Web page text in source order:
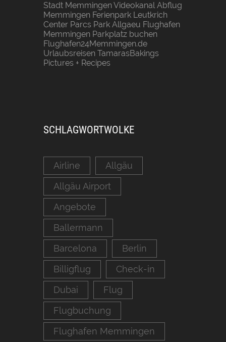
Stadt MemmingenVideokanal Abflug
Memmingen Ferienpark Leutkrich
Center Parcs Park Allgaeu Flughafen
Memmingen Parkplatz buchen
Flughafen24Memmingen.de
Urlaubsreisen TamarasBakings
Pictures + Recipes
SCHLAGWORTWOLKE
Airline
Allgäu
Allgäu Airport
Angebote
Ballermann
Barcelona
Berlin
Billigflug
Check-in
Dubai
Flug
Flugbuchung
Flughafen Memmingen